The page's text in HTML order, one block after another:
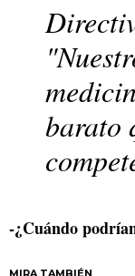
barato
-¿Cuándo
MIRA TAMBIÉN